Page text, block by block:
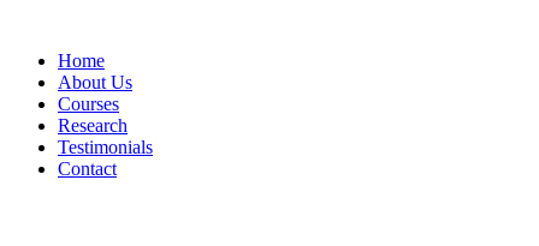
contentHome
About Us
Courses
Research
Testimonials
Contact